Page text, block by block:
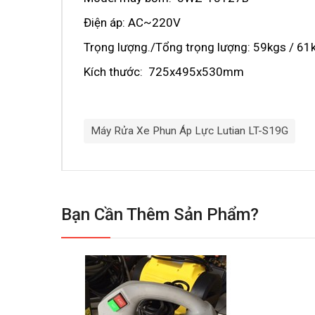
Điện áp: AC~220V
Trọng lượng./Tổng trọng lượng: 59kgs /
Kích thước: 725x495x530mm
Máy Rửa Xe Phun Áp Lực Lutian LT-S19G
Bạn Cần Thêm Sản Phẩm?